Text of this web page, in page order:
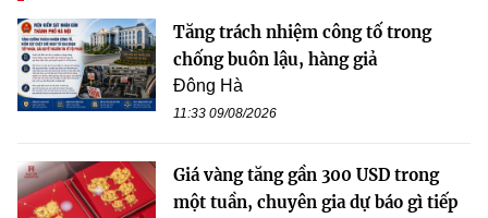
Tăng trách nhiệm công tố trong
chống buôn lậu, hàng giả
Đông Hà
11:33 09/08/2026
Giá vàng tăng gần 300 USD trong
một tuần, chuyên gia dự báo gì tiếp